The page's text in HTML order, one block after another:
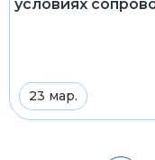
условиях
23 мар.